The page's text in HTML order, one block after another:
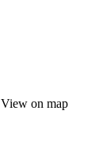
View on map